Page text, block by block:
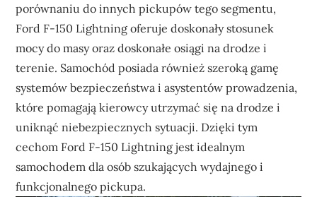
porównaniu do innych pickupów tego segmentu,
Ford F-150 Lightning oferuje doskonały stosunek
mocy do masy oraz doskonałe osiągi na drodze i
terenie. Samochód posiada również szeroką gamę
systemów bezpieczeństwa i asystentów prowadzenia,
które pomagają kierowcy utrzymać się na drodze i
uniknąć niebezpiecznych sytuacji. Dzięki tym
cechom Ford F-150 Lightning jest idealnym
samochodem dla osób szukających wydajnego i
funkcjonalnego pickupa.